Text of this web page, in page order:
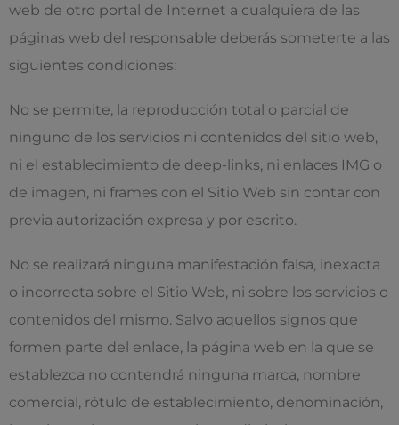
web de otro portal de Internet a cualquiera de las
páginas web del responsable deberás someterte a las
siguientes condiciones:
No se permite, la reproducción total o parcial de
ninguno de los servicios ni contenidos del sitio web,
ni el establecimiento de deep-links, ni enlaces IMG o
de imagen, ni frames con el Sitio Web sin contar con
previa autorización expresa y por escrito.
No se realizará ninguna manifestación falsa, inexacta
o incorrecta sobre el Sitio Web, ni sobre los servicios o
contenidos del mismo. Salvo aquellos signos que
formen parte del enlace, la página web en la que se
establezca no contendrá ninguna marca, nombre
comercial, rótulo de establecimiento, denominación,